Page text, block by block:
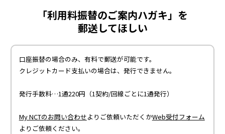
「利用料振替のご案内ハガキ」を
郵送してほしい
口座振替の場合のみ、有料で郵送が可能です。
クレジットカード支払いの場合は、発行できません。
発行手数料…1通220円（1契約/回線ごとに1通発行）
My NCTのお問い合わせよりご依頼いただくかWeb受付フォーム
よりご依頼ください。